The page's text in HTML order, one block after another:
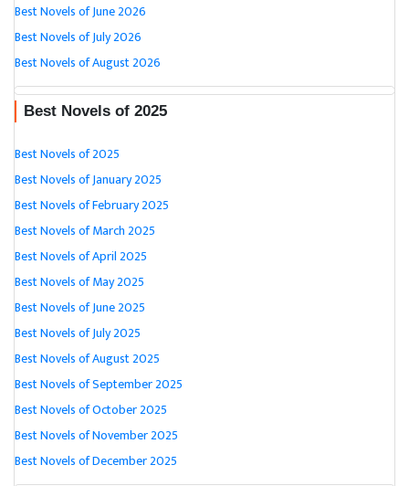
Best Novels of June 2026
Best Novels of July 2026
Best Novels of August 2026
Best Novels of 2025
Best Novels of 2025
Best Novels of January 2025
Best Novels of February 2025
Best Novels of March 2025
Best Novels of April 2025
Best Novels of May 2025
Best Novels of June 2025
Best Novels of July 2025
Best Novels of August 2025
Best Novels of September 2025
Best Novels of October 2025
Best Novels of November 2025
Best Novels of December 2025